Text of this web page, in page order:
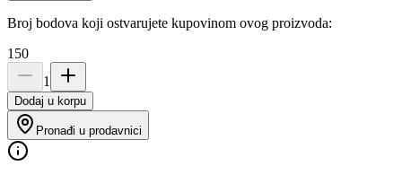
Broj bodova koji ostvarujete kupovinom ovog proizvoda:
150
1
Dodaj u korpu
Pronađi u prodavnici